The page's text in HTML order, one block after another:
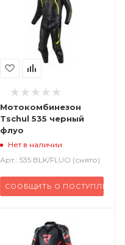
Мотокомбинезон
Tschul 535 черный
флуо
Нет в наличии
Арт.: 535 BLK/FLUO (снято)
СООБЩИТЬ О ПОСТУПЛЕНИИ